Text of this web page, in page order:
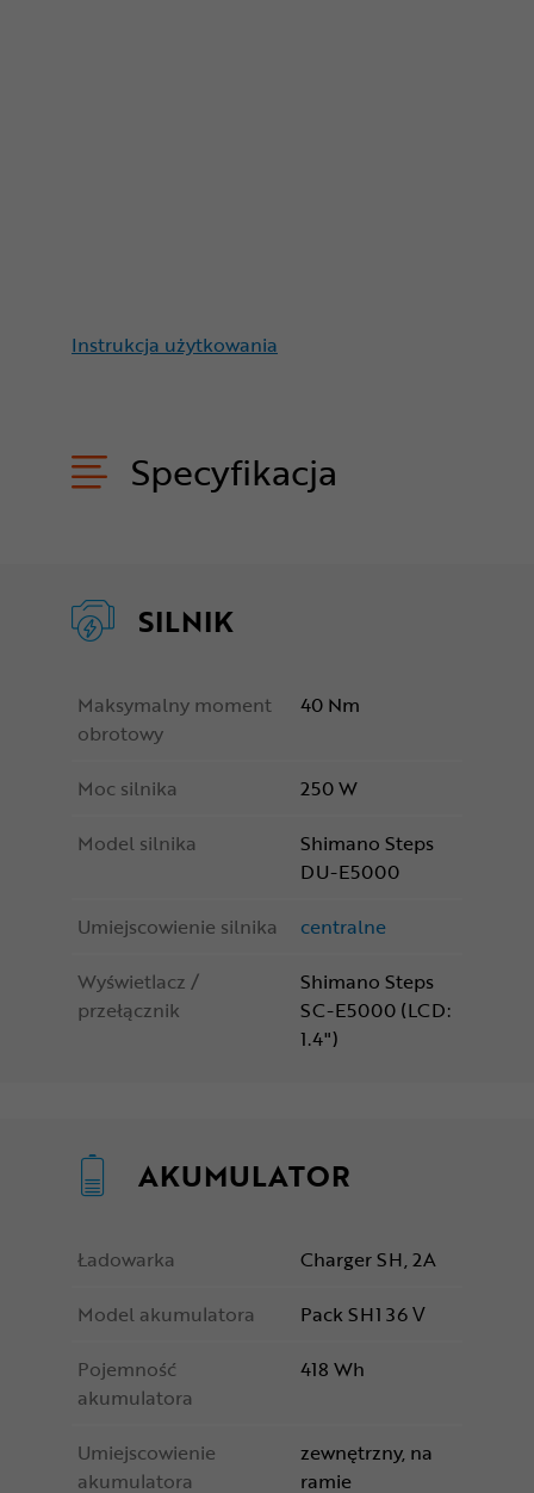
Instrukcja użytkowania
Specyfikacja
SILNIK
Maksymalny moment
obrotowy
40 Nm
Moc silnika
250 W
Model silnika
Shimano Steps
DU-E5000
Umiejscowienie silnika
centralne
Wyświetlacz /
przełącznik
Shimano Steps
SC-E5000 (LCD:
1.4")
AKUMULATOR
Ładowarka
Charger SH, 2A
Model akumulatora
Pack SH1 36 V
Pojemność
akumulatora
418 Wh
Umiejscowienie
akumulatora
zewnętrzny, na
ramie